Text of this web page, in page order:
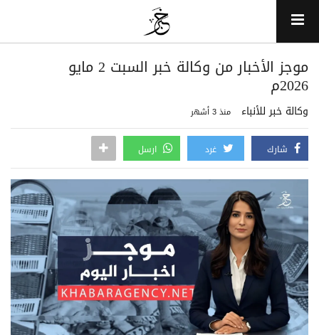
موجز الأخبار من وكالة خبر السبت 2 مايو
2026م
وكالة خبر للأنباء منذ 3 أشهر
شارك غرد ارسل